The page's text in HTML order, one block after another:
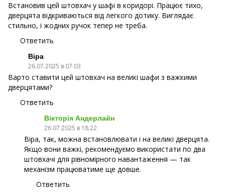
Встановив цей штовхач у шафі в коридорі. Працює тихо,
дверцята відкриваються від легкого дотику. Виглядає
стильно, і жодних ручок тепер не треба.
Ответить
Віра
26.07.2025 в 07:03
Варто ставити цей штовхач на великі шафи з важкими
дверцятами?
Ответить
Вікторія Андерлайн
26.07.2025 в 18:22
Віра, так, можна встановлювати і на великі дверцята.
Якщо вони важкі, рекомендуємо використати по два
штовхачі для рівномірного навантаження — так
механізм працюватиме ще довше.
Ответить